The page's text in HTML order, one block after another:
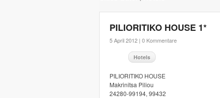
PILIORITIKO HOUSE 1*
5 April 2012 | 0 Kommentare
Hotels
PILIORITIKO HOUSE
Makrinitsa Piliou
24280-99194, 99432